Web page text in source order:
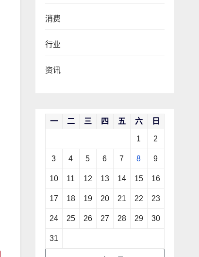
消费
行业
资讯
一 二 三 四 五 六 日
1 2
3 4 5 6 7 8 9
10 11 12 13 14 15 16
17 18 19 20 21 22 23
24 25 26 27 28 29 30
31